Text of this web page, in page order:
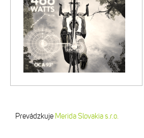
Prevádzkuje Merida Slovakia s.r.o.